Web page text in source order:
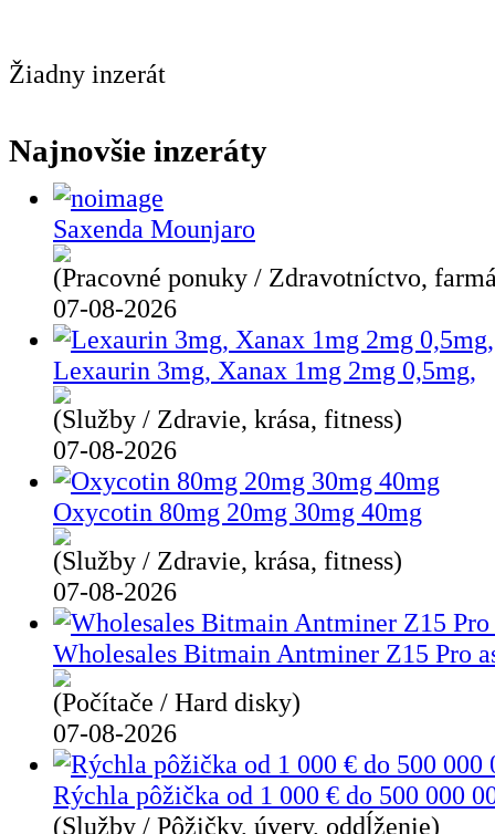
Žiadny inzerát
Najnovšie inzeráty
Saxenda Mounjaro
(Pracovné ponuky / Zdravotníctvo,
07-08-2026
Lexaurin 3mg, Xanax 1mg 2mg 0,5mg,
(Služby / Zdravie, krása, fitness)
07-08-2026
Oxycotin 80mg 20mg 30mg 40mg
(Služby / Zdravie, krása, fitness)
07-08-2026
Wholesales Bitmain Antminer Z15 Pro
(Počítače / Hard disky)
07-08-2026
Rýchla pôžička od 1 000 € do 500 000
(Služby / Pôžičky, úvery, oddĺženie)